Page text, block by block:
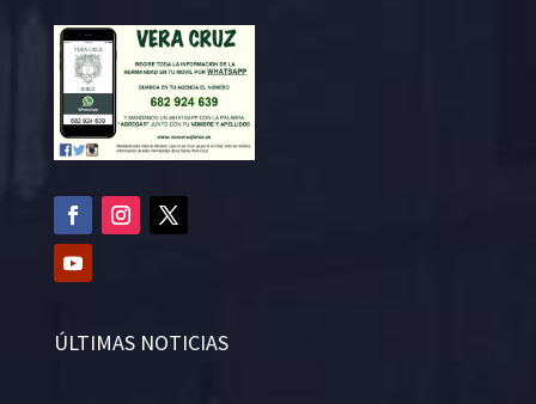
ÚLTIMAS NOTICIAS